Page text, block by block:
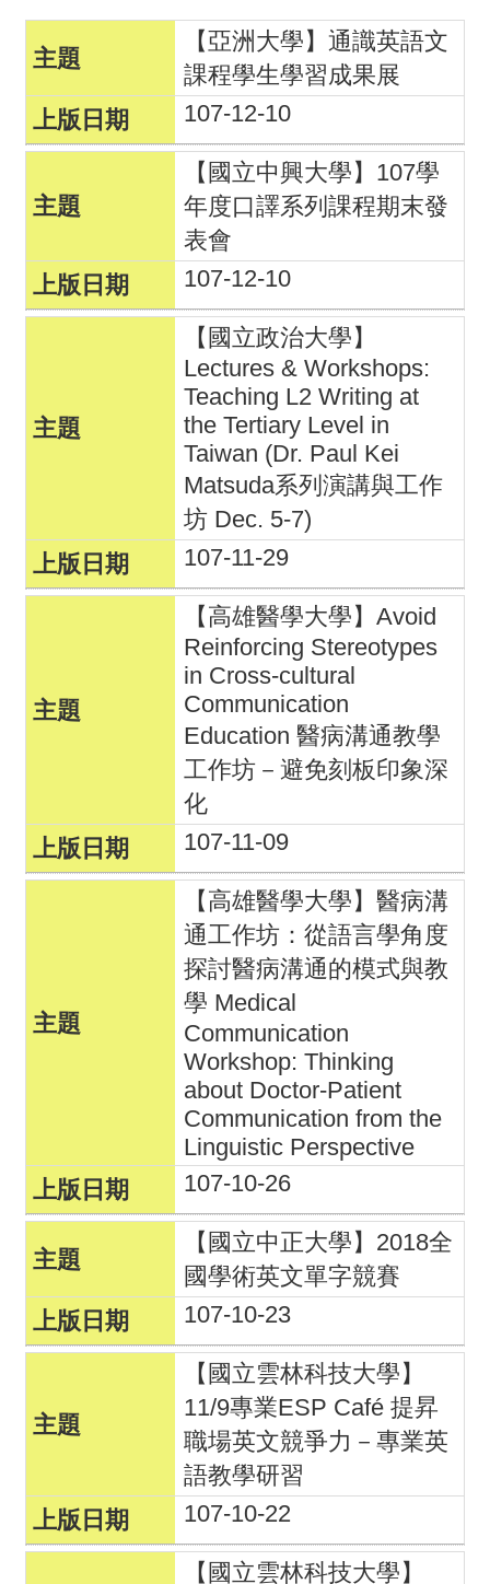
新
訊
活
動
息
檔
載
網
站
頁
導
覽
【亞洲大學】通識英語文
課程學生學習成果展
107-12-10
【國立中興大學】107學
年度口譯系列課程期末發
表會
107-12-10
【國立政治大學】
Lectures & Workshops:
Teaching L2 Writing at
the Tertiary Level in
Taiwan (Dr. Paul Kei
Matsuda系列演講與工作
坊 Dec. 5-7)
107-11-29
【高雄醫學大學】Avoid
Reinforcing Stereotypes
in Cross-cultural
Communication
Education 醫病溝通教學
工作坊－避免刻板印象深
化
107-11-09
【高雄醫學大學】醫病溝
通工作坊：從語言學角度
探討醫病溝通的模式與教
學 Medical
Communication
Workshop: Thinking
about Doctor-Patient
Communication from the
Linguistic Perspective
107-10-26
【國立中正大學】2018全
國學術英文單字競賽
107-10-23
【國立雲林科技大學】
11/9專業ESP Café 提昇
職場英文競爭力－專業英
語教學研習
107-10-22
【國立雲林科技大學】